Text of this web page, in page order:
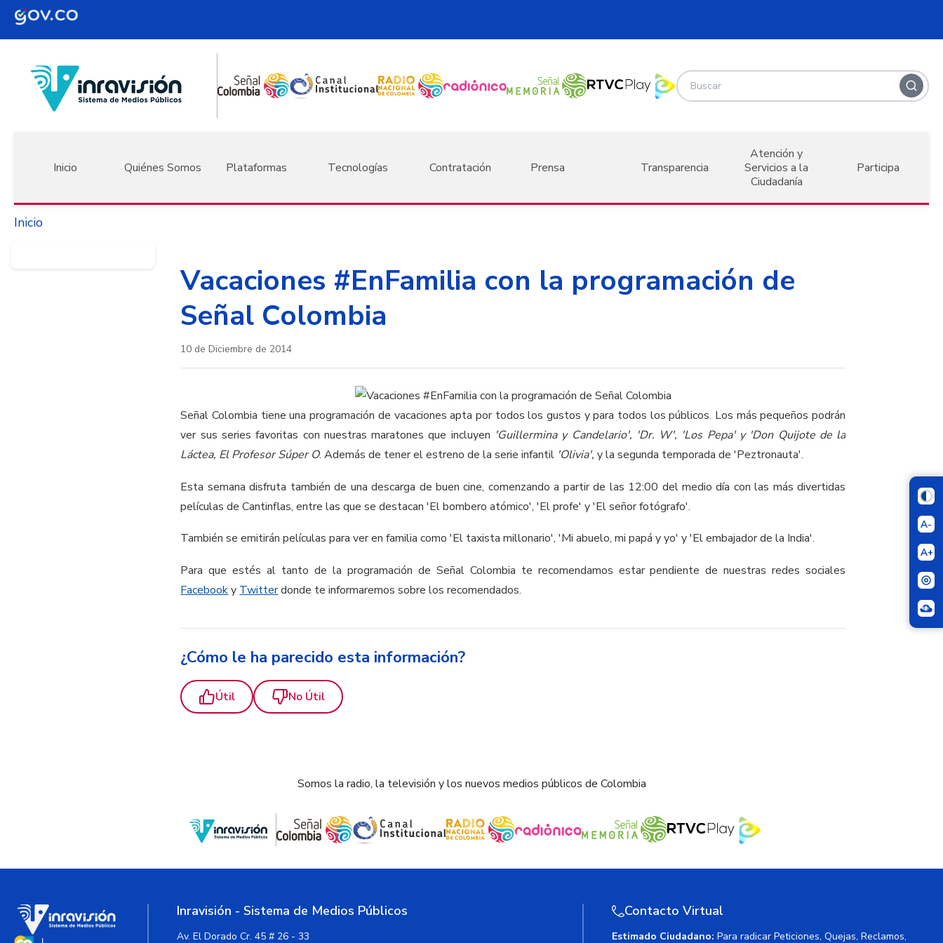
Pasar al contenido principal
Inicio Quiénes Somos Plataformas Tecnologías Contratación Prensa Transparencia
Atención y
Servicios a la
Ciudadanía
Participa
A-
A+
Inicio
Vacaciones #EnFamilia con la programación de
Señal Colombia
10 de Diciembre de 2014
Señal Colombia tiene una programación de vacaciones apta por todos los gustos y para todos los públicos. Los más pequeños podrán
ver sus series favoritas con nuestras maratones que incluyen 'Guillermina y Candelario', 'Dr. W', 'Los Pepa' y 'Don Quijote de la
Láctea, El Profesor Súper O. Además de tener el estreno de la serie infantil 'Olivia', y la segunda temporada de 'Peztronauta'.
Esta semana disfruta también de una descarga de buen cine, comenzando a partir de las 12:00 del medio día con las más divertidas
películas de Cantinflas, entre las que se destacan 'El bombero atómico', 'El profe' y 'El señor fotógrafo'.
También se emitirán películas para ver en familia como 'El taxista millonario', 'Mi abuelo, mi papá y yo' y 'El embajador de la India'.
Para que estés al tanto de la programación de Señal Colombia te recomendamos estar pendiente de nuestras redes sociales
Facebooky Twitterdonde te informaremos sobre los recomendados.
¿Cómo le ha parecido esta información?
Útil No Útil
Somos la radio, la televisión y los nuevos medios públicos de Colombia
Inravisión - Sistema de Medios Públicos
Av. El Dorado Cr. 45 # 26 - 33
Contacto Virtual
Estimado Ciudadano: Para radicar Peticiones, Quejas, Reclamos,